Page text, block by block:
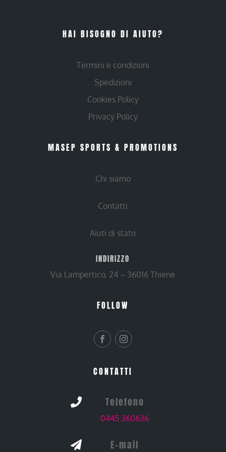
HAI BISOGNO DI AIUTO?
Termini e condizioni
Spedizioni
Cookies Policy
Privacy Policy
MASEP SPORTS & PROMOTIONS
Chi siamo
Contatti
Aiuti di stato
INDIRIZZO
Via Lampertico, 24 – 36016 Thiene
FOLLOW
CONTATTI
 Telefono
0445 360636
 E-mail